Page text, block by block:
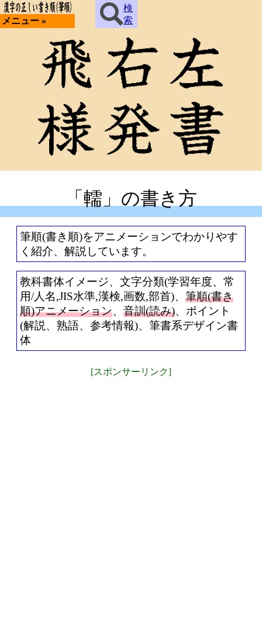
メニュー »
検
索
「轜」の書き方
筆順(書き順)をアニメーションでわかりやす
く紹介、解説しています。
教科書体イメージ、文字分類(学習年度、常
用/人名,JIS水準,漢検,画数,部首)、 筆順(書き
順)アニメーション、 音訓(読み)、ポイント
(解説、熟語、参考情報)、筆書系デザイン書
体
[スポンサーリンク]